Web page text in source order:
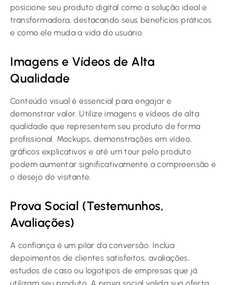
posicione seu produto digital como a solução ideal e
transformadora, destacando seus benefícios práticos
e como ele muda a vida do usuário.
Imagens e Vídeos de Alta
Qualidade
Conteúdo visual é essencial para engajar e
demonstrar valor. Utilize imagens e vídeos de alta
qualidade que representem seu produto de forma
profissional. Mockups, demonstrações em vídeo,
gráficos explicativos e até um tour pelo produto
podem aumentar significativamente a compreensão e
o desejo do visitante.
Prova Social (Testemunhos,
Avaliações)
A confiança é um pilar da conversão. Inclua
depoimentos de clientes satisfeitos, avaliações,
estudos de caso ou logotipos de empresas que já